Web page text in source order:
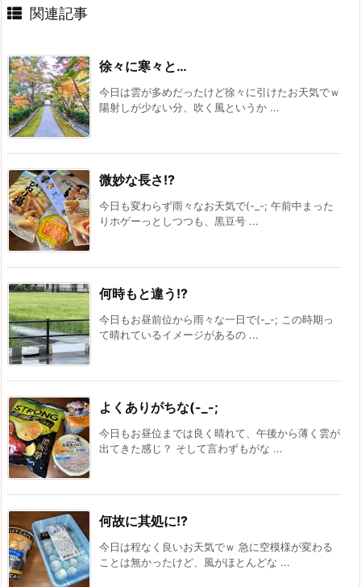
関連記事
徐々に寒々と…
今日は雲が多めだったけど徐々に引けたお天気でｗ
陽射しが少ない分、吹く風というか ...
微妙な長さ!?
今日も変わらず雨々なお天気で(-_-; 午前中まった
りホゲーっとしつつも、黒豆号 ...
何時もと違う!?
今日もお昼前位から雨々な一日で(-_-; この時期っ
て晴れているイメージがあるの ...
よくありがちな(-_-;
今日もお昼位までは良く晴れて、午後から薄く雲が
出てきた感じ？ そして言わずもがな ...
何故に其処に!?
今日は程なく良いお天気でｗ 急に空模様が変わる
ことは無かったけど、風がほとんどな ...